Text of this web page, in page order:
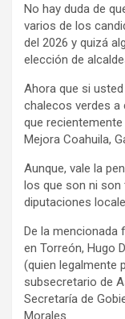
No hay duda de
varios de los
del 2026 y quizá
elección de
Ahora que si
chalecos verdes
que
Mejora Coahuila,
Aunque, vale la
los que son ni
diputaciones
De la mencionada
en Torreón, Hugo
(quien legalmente
subsecretario de
Secretaría de
Morales.